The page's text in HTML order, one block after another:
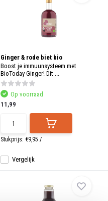
Ginger & rode biet bio
Boost je immuunsysteem met
BioToday Ginger! Dit ...
Vergelijk
Op voorraad
11,99
Stukprijs: €9,95 /